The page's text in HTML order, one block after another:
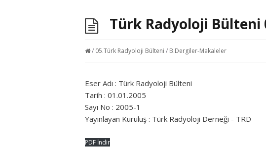
Türk Radyoloji Bülteni
/ 05.Türk Radyoloji Bülteni / B.Dergiler-Makaleler
Eser Adı : Türk Radyoloji Bülteni
Tarih : 01.01.2005
Sayı No : 2005-1
Yayınlayan Kuruluş : Türk Radyoloji Derneği - TRD
PDF İndir